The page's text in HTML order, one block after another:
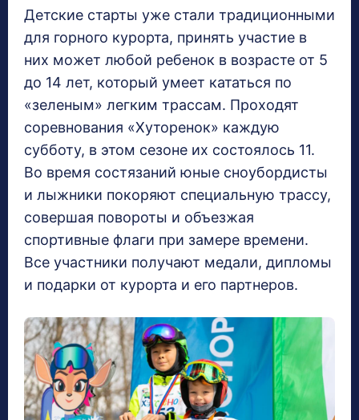
Детские старты уже стали традиционными
для горного курорта, принять участие в
них может любой ребенок в возрасте от 5
до 14 лет, который умеет кататься по
«зеленым» легким трассам. Проходят
соревнования «Хуторенок» каждую
субботу, в этом сезоне их состоялось 11.
Во время состязаний юные сноубордисты
и лыжники покоряют специальную трассу,
совершая повороты и объезжая
спортивные флаги при замере времени.
Все участники получают медали, дипломы
и подарки от курорта и его партнеров.